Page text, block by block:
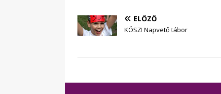
ELŐZŐ
KÖSZI Napvető tábor